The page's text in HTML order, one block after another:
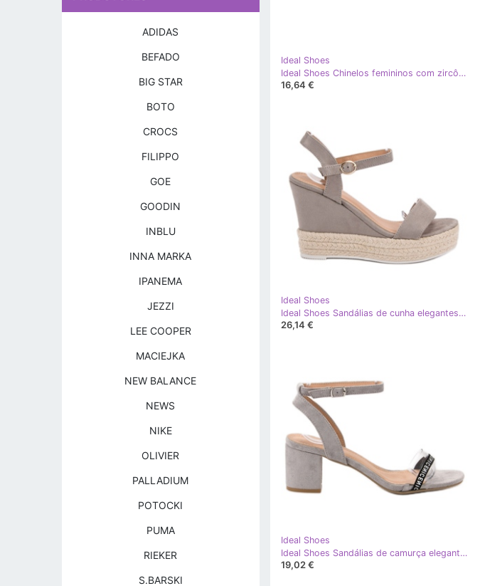
Ideal Shoes
Ideal Shoes Chinelos femininos com zircônia cúbica cinza
16,64 €
Ideal Shoes
Ideal Shoes Sandálias de cunha elegantes cinza
26,14 €
Ideal Shoes
Ideal Shoes Sandálias de camurça elegantes cinza
19,02 €
ADIDAS
BEFADO
BIG STAR
BOTO
CROCS
FILIPPO
GOE
GOODIN
INBLU
INNA MARKA
IPANEMA
JEZZI
LEE COOPER
MACIEJKA
NEW BALANCE
NEWS
NIKE
OLIVIER
PALLADIUM
POTOCKI
PUMA
RIEKER
S.BARSKI